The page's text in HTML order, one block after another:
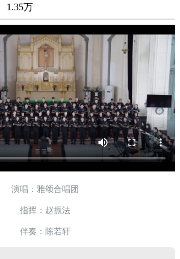
1.35万
演唱：雅颂合唱团
指挥：赵振法
伴奏：陈若轩